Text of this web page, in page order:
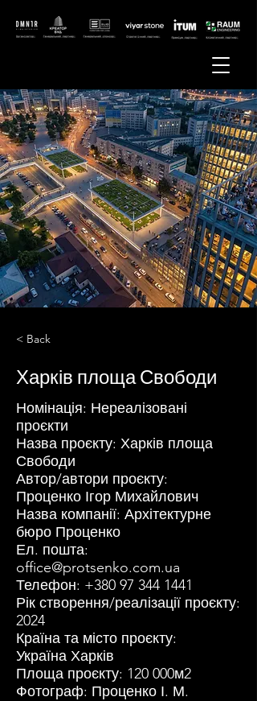
< Back
Харків площа Свободи
Номінація: Нереалізовані
проєкти
Назва проєкту: Харків площа
Свободи
Автор/автори проєкту:
Проценко Ігор Михайлович
Назва компанії: Архітектурне
бюро Проценко
Ел. пошта:
office@protsenko.com.ua
Телефон: +380 97 344 1441
Рік створення/реалізації проєкту:
2024
Країна та місто проєкту:
Україна Харків
Площа проєкту: 120 000м2
Фотограф: Проценко І. М.